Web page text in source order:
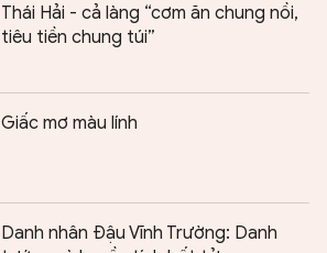
Thái Hải - cả làng “cơm ăn chung nồi,
tiêu tiền chung túi”
Giấc mơ màu lính
Danh nhân Đậu Vĩnh Trường: Danh